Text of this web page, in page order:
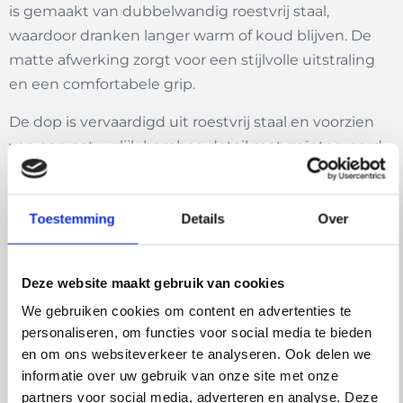
Toestemming Details Over
Deze website maakt gebruik van cookies
We gebruiken cookies om content en advertenties te
personaliseren, om functies voor social media te bieden
en om ons websiteverkeer te analyseren. Ook delen we
informatie over uw gebruik van onze site met onze
partners voor social media, adverteren en analyse. Deze
is gemaakt van dubbelwandig roestvrij staal,
waardoor dranken langer warm of koud blijven. De
matte afwerking zorgt voor een stijlvolle uitstraling
en een comfortabele grip.
De dop is vervaardigd uit roestvrij staal en voorzien
van een natuurlijk bamboe detail met geïntegreerd
handvat, zodat je de fles eenvoudig kunt
Materiaal: roestvrij staal en bamboe
Dubbelwandige thermische isolatie
Matte afwerking
Schroefdop met geïntegreerd handvat
BPA-vrij